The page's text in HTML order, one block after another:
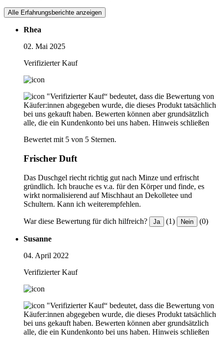
Alle Erfahrungsberichte anzeigen
Rhea
02. Mai 2025
Verifizierter Kauf
"Verifizierter Kauf“ bedeutet, dass die Bewertung von
Käufer:innen abgegeben wurde, die dieses Produkt tatsächlich
bei uns gekauft haben. Bewerten können aber grundsätzlich
alle, die ein Kundenkonto bei uns haben. Hinweis schließen
Bewertet mit 5 von 5 Sternen.
Frischer Duft
Das Duschgel riecht richtig gut nach Minze und erfrischt
gründlich. Ich brauche es v.a. für den Körper und finde, es
wirkt normalisierend auf Mischhaut an Dekolletee und
Schultern. Kann ich weiterempfehlen.
War diese Bewertung für dich hilfreich? Ja (1) Nein (0)
Susanne
04. April 2022
Verifizierter Kauf
"Verifizierter Kauf“ bedeutet, dass die Bewertung von
Käufer:innen abgegeben wurde, die dieses Produkt tatsächlich
bei uns gekauft haben. Bewerten können aber grundsätzlich
alle, die ein Kundenkonto bei uns haben. Hinweis schließen